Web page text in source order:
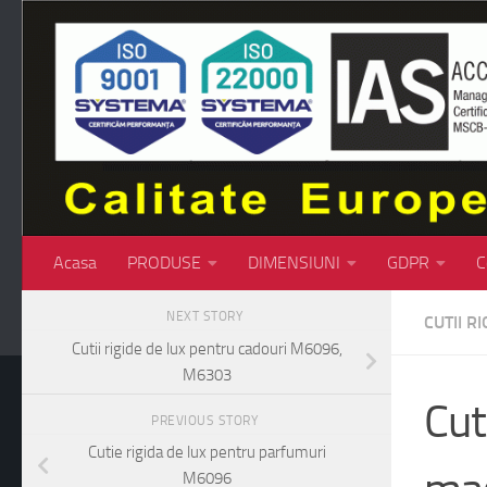
Skip to content
Acasa PRODUSE DIMENSIUNI GDPR
CUTII
NEXT STORY
Cutii rigide de lux pentru cadouri M6096,
M6303
PREVIOUS STORY
Cutie rigida de lux pentru parfumuri
M6096